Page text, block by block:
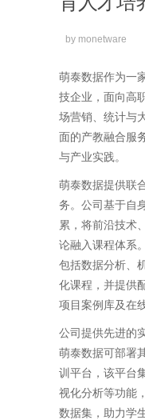
by monetware
萌泰数据作为一
技企业，面向高
场营销、统计与
面的产教融合服
与产业实践。
萌泰数据提供联
务。公司基于自
累，将前沿技术
论融入课程体系
包括数据分析、
化课程，并提供
项目案例库及在
公司提供先进的
萌泰数据可部署
训平台，该平台
视化分析等功能
数据集，助力学